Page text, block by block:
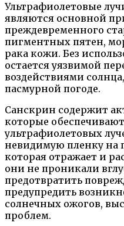
Ультрафиолетовые
являются основной
преждевременного
пигментных пятен,
рака кожи. Без
остается уязвимой
воздействиями
пасмурной погоде.
Санскрин содержит
которые
ультрафиолетовых
невидимую пленку на
которая отражает и
они не проникали
предотвратить
предупредить
солнечных ожогов,
проблем.